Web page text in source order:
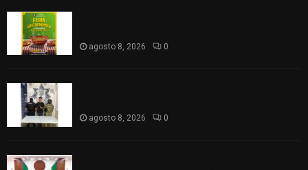
agosto 8, 2026 0
agosto 8, 2026 0